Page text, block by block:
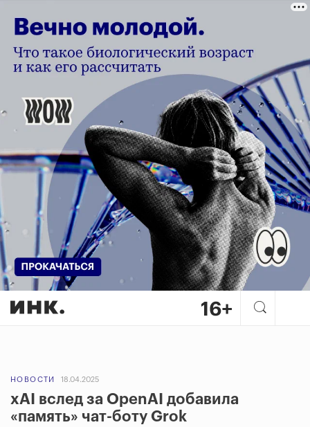
НОВОСТИ 18.04.2025
xAI вслед за OpenAI добавила
«память» чат-боту Grok